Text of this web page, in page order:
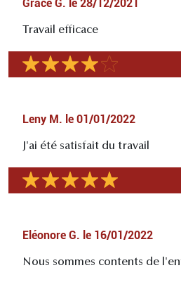
Grace G. le 28/12/2021
Travail efficace
Leny M. le 01/01/2022
J'ai été satisfait du travail
Eléonore G. le 16/01/2022
Nous sommes contents de